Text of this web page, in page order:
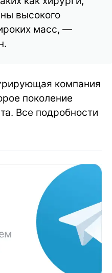
высокого
масс, —
компания
поколение
Все подробности